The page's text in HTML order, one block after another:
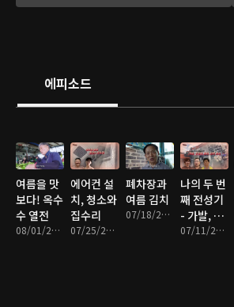
에피소드
여름을 맛
보다! 옥수
수 열전
08/01/2026 • 46분
에어컨 설
치, 청소와
집수리
07/25/2026 • 46분
폐차장과
여름 김치
07/18/2026 • 46분
나의 두 번
째 전성기
- 가발, 중
장비 세차,
07/11/2026 • 47분